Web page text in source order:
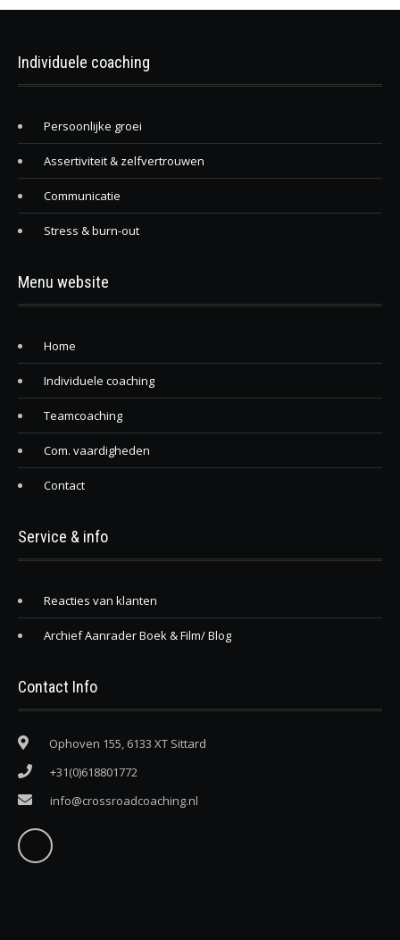
Individuele coaching
Persoonlijke groei
Assertiviteit & zelfvertrouwen
Communicatie
Stress & burn-out
Menu website
Home
Individuele coaching
Teamcoaching
Com. vaardigheden
Contact
Service & info
Reacties van klanten
Archief Aanrader Boek & Film/ Blog
Contact Info
Ophoven 155, 6133 XT Sittard
+31(0)618801772
info@crossroadcoaching.nl